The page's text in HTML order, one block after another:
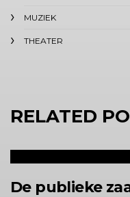
MUZIEK
THEATER
RELATED
De publieke